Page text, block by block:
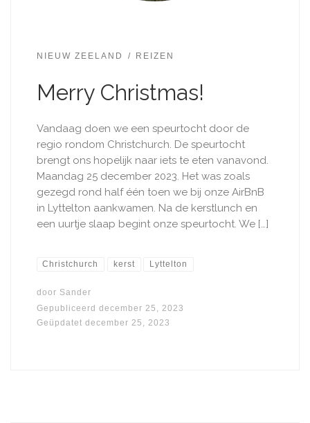
NIEUW ZEELAND REIZEN
Merry Christmas!
Vandaag doen we een speurtocht door de
regio rondom Christchurch. De speurtocht
brengt ons hopelijk naar iets te eten vanavond.
Maandag 25 december 2023. Het was zoals
gezegd rond half één toen we bij onze AirBnB
in Lyttelton aankwamen. Na de kerstlunch en
een uurtje slaap begint onze speurtocht. We […]
Christchurch kerst Lyttelton
door Sander
Gepubliceerd december 25, 2023
Geüpdatet december 25, 2023